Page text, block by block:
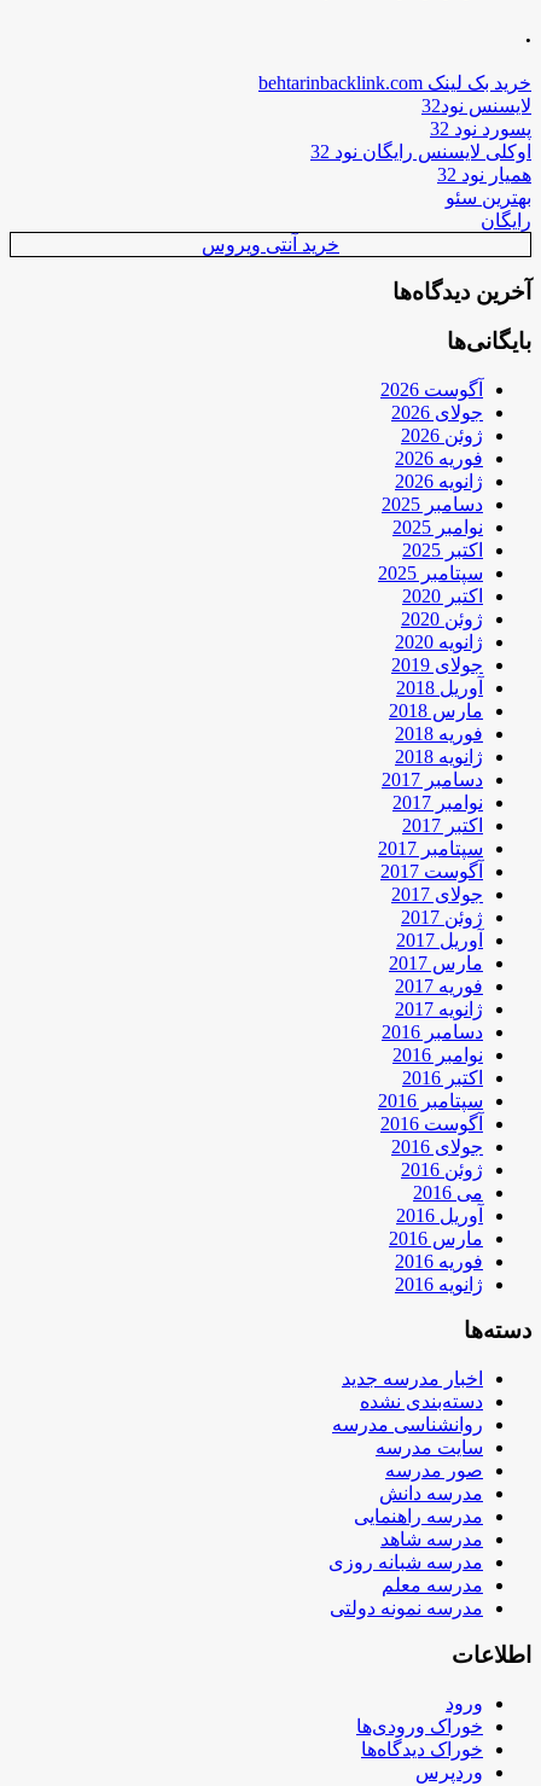
.
خرید بک لینک behtarinbacklink.com
لایسنس نود32
پسورد نود 32
اوکلی لایسنس رایگان نود 32
همیار نود 32
بهترین سئو
رایگان
خرید آنتی ویروس
آخرین دیدگاه‌ها
بایگانی‌ها
آگوست 2026
جولای 2026
ژوئن 2026
فوریه 2026
ژانویه 2026
دسامبر 2025
نوامبر 2025
اکتبر 2025
سپتامبر 2025
اکتبر 2020
ژوئن 2020
ژانویه 2020
جولای 2019
آوریل 2018
مارس 2018
فوریه 2018
ژانویه 2018
دسامبر 2017
نوامبر 2017
اکتبر 2017
سپتامبر 2017
آگوست 2017
جولای 2017
ژوئن 2017
آوریل 2017
مارس 2017
فوریه 2017
ژانویه 2017
دسامبر 2016
نوامبر 2016
اکتبر 2016
سپتامبر 2016
آگوست 2016
جولای 2016
ژوئن 2016
می 2016
آوریل 2016
مارس 2016
فوریه 2016
ژانویه 2016
دسته‌ها
اخبار مدرسه جدید
دسته‌بندی نشده
روانشناسی مدرسه
سایت مدرسه
صور مدرسه
مدرسه دانش
مدرسه راهنمایی
مدرسه شاهد
مدرسه شبانه روزی
مدرسه معلم
مدرسه نمونه دولتی
اطلاعات
ورود
خوراک ورودی‌ها
خوراک دیدگاه‌ها
وردپرس